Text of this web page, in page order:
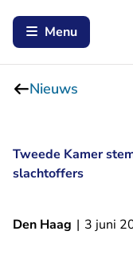
Menu
Nieuws
Tweede Kamer
slachtoffers
Den Haag | 3 juni